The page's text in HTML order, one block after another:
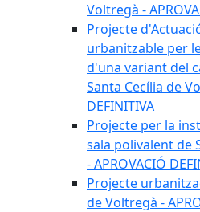
Voltregà -
Projecte
urbanitzable per
d'una variant del
Santa Cecília de
DEFINITIVA
Projecte per la
sala polivalent de
- APROVACIÓ
Projecte
de Voltregà -